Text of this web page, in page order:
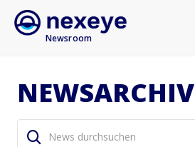
Newsroom
NEWSARCHIV